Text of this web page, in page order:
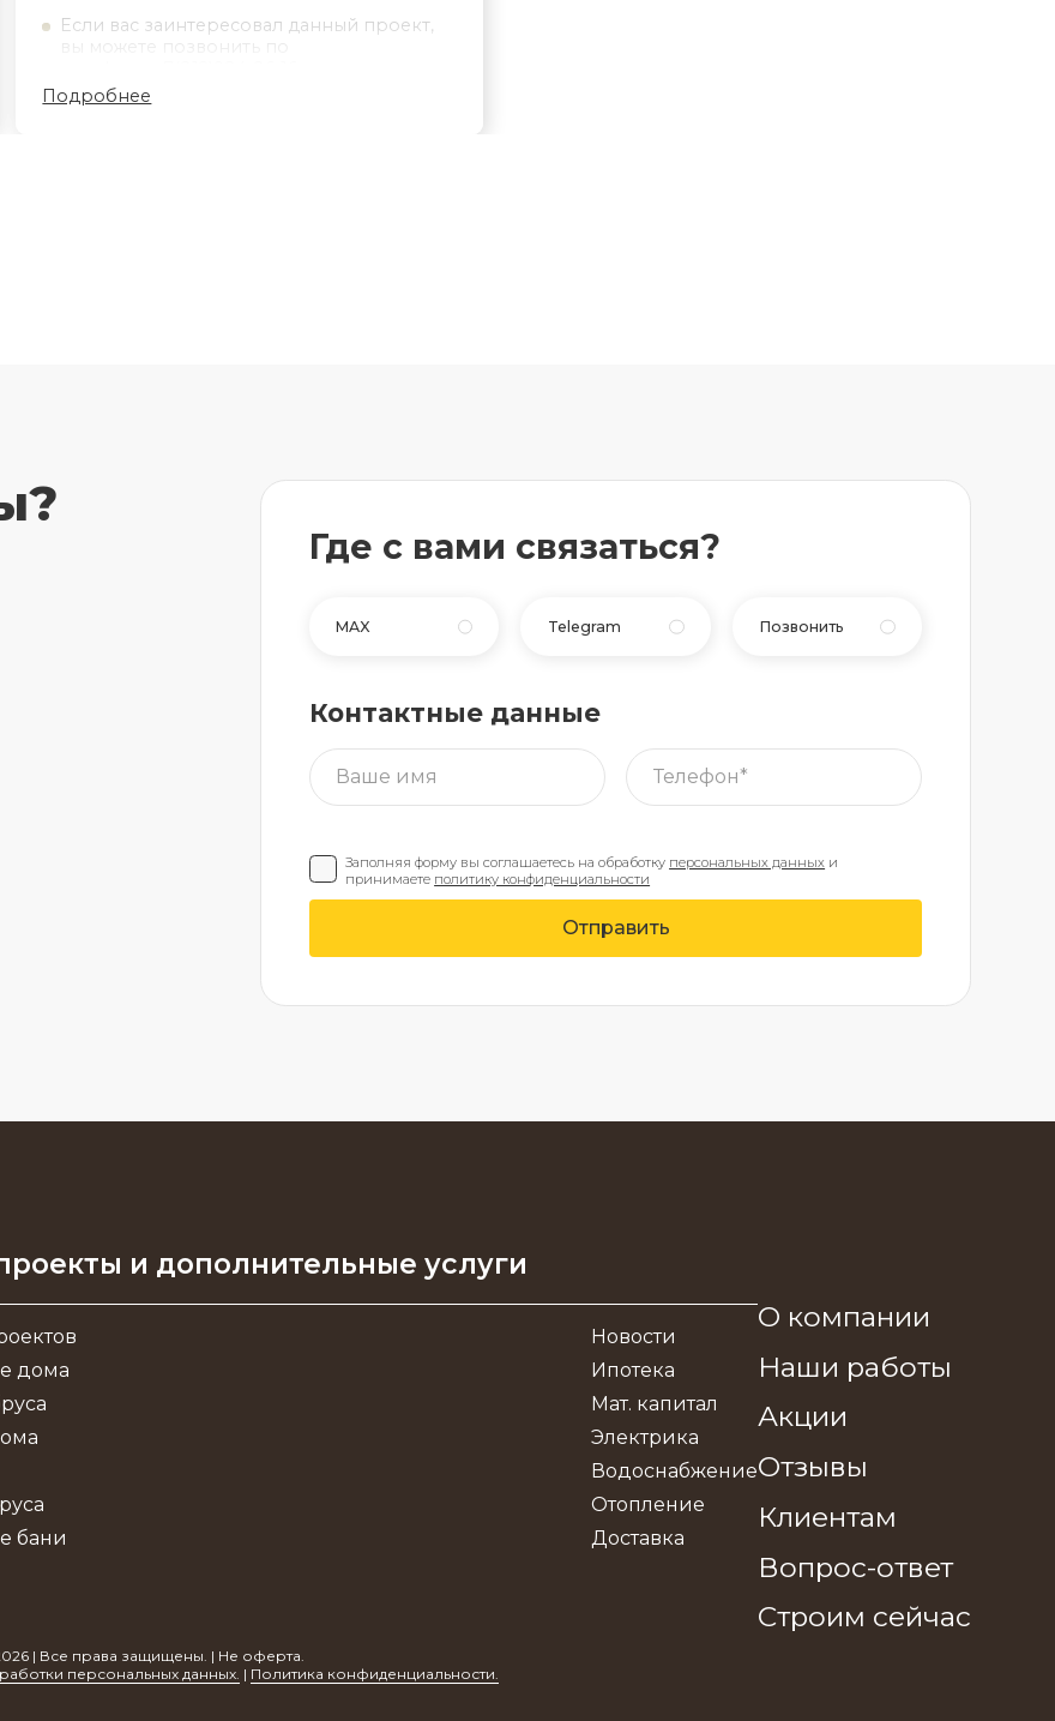
Если вас заинтересовал данный проект,
звонок на нашем сайте!
Подробнее
Где с вами связаться?
MAX Telegram Позвонить
Контактные данные
Заполняя форму вы соглашаетесь на обработку персональных данных и
принимаете политику конфиденциальности
Отправить
и дополнительные услуги
дома
бани
Новости
Ипотека
Мат. капитал
Электрика
Водоснабжение
Отопление
Доставка
| Все права защищены. | Не оферта.
персональных данных. | Политика конфиденциальности.
О компании
Наши работы
Акции
Отзывы
Клиентам
Вопрос-ответ
Строим сейчас